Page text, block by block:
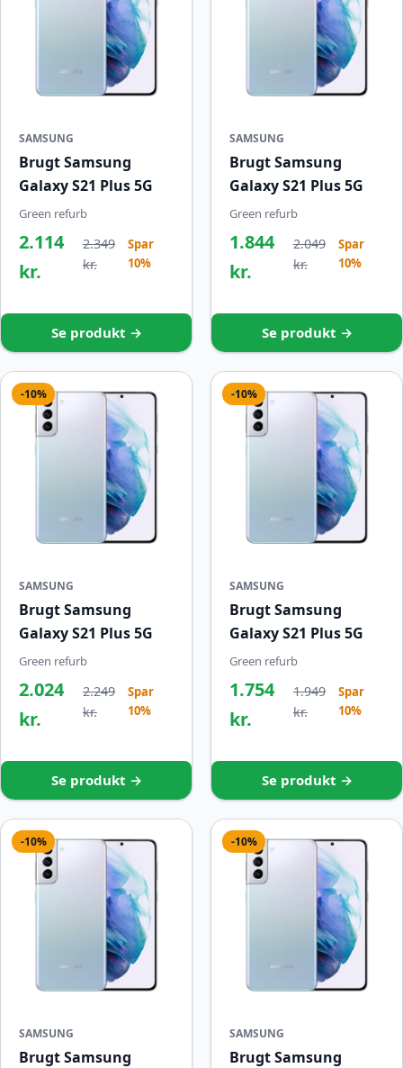
SAMSUNG
Brugt Samsung
Galaxy S21 Plus 5G
Green refurb
2.114
kr.
2.349
kr.
Spar
10%
Se produkt →
SAMSUNG
Brugt Samsung
Galaxy S21 Plus 5G
Green refurb
1.844
kr.
2.049
kr.
Spar
10%
Se produkt →
-10%
SAMSUNG
Brugt Samsung
Galaxy S21 Plus 5G
Green refurb
2.024
kr.
2.249
kr.
Spar
10%
Se produkt →
-10%
SAMSUNG
Brugt Samsung
Galaxy S21 Plus 5G
Green refurb
1.754
kr.
1.949
kr.
Spar
10%
Se produkt →
-10%
SAMSUNG
Brugt Samsung
-10%
SAMSUNG
Brugt Samsung